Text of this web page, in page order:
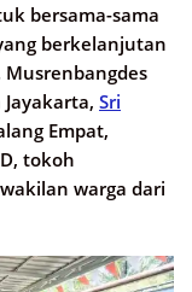
bersama-sama
berkelanjutan
Sri
Empat,
tokoh
warga dari